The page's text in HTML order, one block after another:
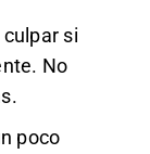
si
No
poco